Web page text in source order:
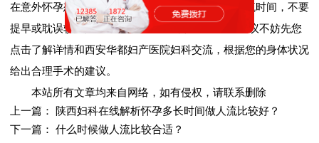
在意外怀孕想要做人流的时候一定要注意较好的人流时间，不要
提早或耽误较好人流时间!如果您要做人流手术，建议不妨先您
点击了解详情和西安华都妇产医院妇科交流，根据您的身体状况
给出合理手术的建议。
本站所有文章均来自网络，如有侵权，请联系删除
上一篇：
陕西妇科在线解析怀孕多长时间做人流比较好？
下一篇： 什么时候做人流比较合适？